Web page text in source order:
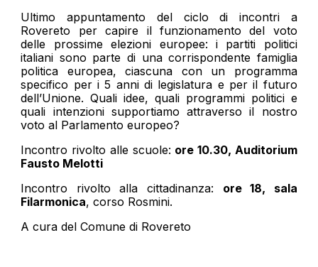
Ultimo appuntamento del ciclo di incontri a
Rovereto per capire il funzionamento del voto
delle prossime elezioni europee: i partiti politici
italiani sono parte di una corrispondente famiglia
politica europea, ciascuna con un programma
specifico per i 5 anni di legislatura e per il futuro
dell’Unione. Quali idee, quali programmi politici e
quali intenzioni supportiamo attraverso il nostro
voto al Parlamento europeo?
Incontro rivolto alle scuole: ore 10.30, Auditorium
Fausto Melotti
Incontro rivolto alla cittadinanza: ore 18, sala
Filarmonica, corso Rosmini.
A cura del Comune di Rovereto